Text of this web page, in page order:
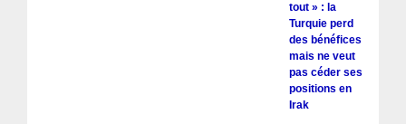
tout » : la
Turquie perd
des bénéfices
mais ne veut
pas céder ses
positions en
Irak